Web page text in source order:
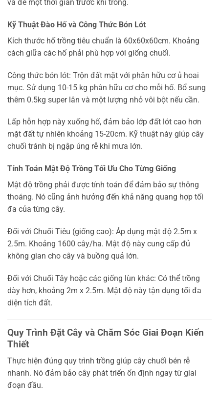
và để một thời gian trước khi trồng.
Kỹ Thuật Đào Hố và Công Thức Bón Lót
Kích thước hố trồng tiêu chuẩn là 60x60x60cm. Khoảng
cách giữa các hố phải phù hợp với giống chuối.
Công thức bón lót: Trộn đất mặt với phân hữu cơ ủ hoai
mục. Sử dụng 10-15 kg phân hữu cơ cho mỗi hố. Bổ sung
thêm 0.5kg super lân và một lượng nhỏ vôi bột nếu cần.
Lấp hỗn hợp này xuống hố, đảm bảo lớp đất lót cao hơn
mặt đất tự nhiên khoảng 15-20cm. Kỹ thuật này giúp cây
chuối tránh bị ngập úng rễ khi mưa lớn.
Tính Toán Mật Độ Trồng Tối Ưu Cho Từng Giống
Mật độ trồng phải được tính toán để đảm bảo sự thông
thoáng. Nó cũng ảnh hưởng đến khả năng quang hợp tối
đa của từng cây.
Đối với Chuối Tiêu (giống cao): Áp dụng mật độ 2.5m x
2.5m. Khoảng 1600 cây/ha. Mật độ này cung cấp đủ
không gian cho cây và buồng quả lớn.
Đối với Chuối Tây hoặc các giống lùn khác: Có thể trồng
dày hơn, khoảng 2m x 2.5m. Mật độ này tận dụng tối đa
diện tích đất.
Quy Trình Đặt Cây và Chăm Sóc Giai Đoạn Kiến
Thiết
Thực hiện đúng quy trình trồng giúp cây chuối bén rễ
nhanh. Nó đảm bảo cây phát triển ổn định ngay từ giai
đoạn đầu.